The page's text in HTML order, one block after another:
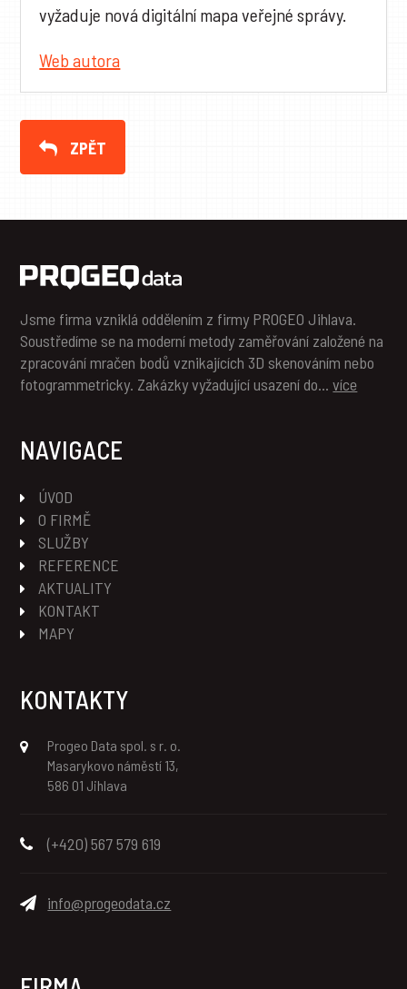
vyžaduje nová digitální mapa veřejné správy.
Web autora
ZPĚT
Jsme firma vzniklá oddělením z firmy PROGEO Jihlava.
Soustředíme se na moderní metody zaměřování založené na
zpracování mračen bodů vznikajících 3D skenováním nebo
fotogrammetricky. Zakázky vyžadující usazení do…více
NAVIGACE
ÚVOD
O FIRMĚ
SLUŽBY
REFERENCE
AKTUALITY
KONTAKT
MAPY
KONTAKTY
Progeo Data spol. s r. o.
Masarykovo náměstí 13,
586 01 Jihlava
(+420) 567 579 619
info@progeodata.cz